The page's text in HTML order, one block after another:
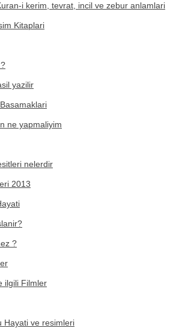
i kerim, tevrat, incil ve zebur anlamlari
Kitaplari
yazilir
ne yapmaliyim
nelerdir
2013
?
ilgili Filmler
Hayati ve resimleri